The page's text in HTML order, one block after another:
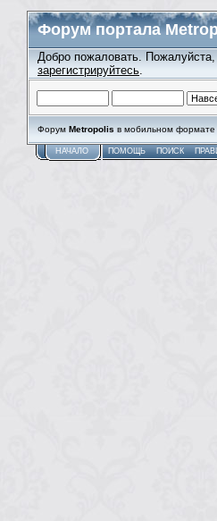
Форум портала
Добро пожаловать. Пожалуйста,
зарегистрируйтесь.
Форум Metropolis в мобильном формате
НАЧАЛО ПОМОЩЬ ПОИСК